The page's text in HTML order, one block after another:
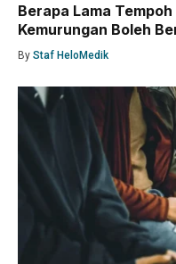
Berapa Lama
Kemurungan Boleh
By Staf HeloMedik